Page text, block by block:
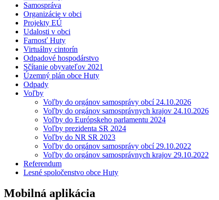
Samospráva
Organizácie v obci
Projekty EÚ
Udalosti v obci
Farnosť Huty
Virtuálny cintorín
Odpadové hospodárstvo
Sčítanie obyvateľov 2021
Územný plán obce Huty
Odpady
Voľby
Voľby do orgánov samosprávy obcí 24.10.2026
Voľby do orgánov samosprávnych krajov 24.10.2026
Voľby do Európskeho parlamentu 2024
Voľby prezidenta SR 2024
Voľby do NR SR 2023
Voľby do orgánov samosprávy obcí 29.10.2022
Voľby do orgánov samosprávnych krajov 29.10.2022
Referendum
Lesné spoločenstvo obce Huty
Mobilná aplikácia